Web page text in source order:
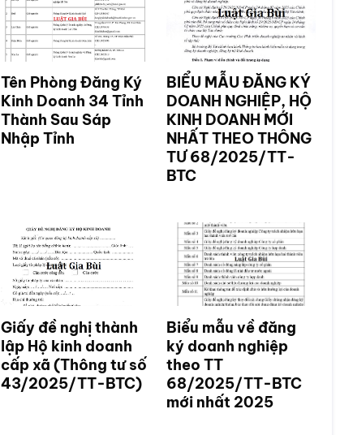
Tên Phòng Đăng Ký
Kinh Doanh 34 Tỉnh
Thành Sau Sáp
Nhập Tỉnh
BIỂU MẪU ĐĂNG KÝ
DOANH NGHIỆP, HỘ
KINH DOANH MỚI
NHẤT THEO THÔNG
TƯ 68/2025/TT-
BTC
Giấy đề nghị thành
lập Hộ kinh doanh
cấp xã (Thông tư số
43/2025/TT-BTC)
Biểu mẫu về đăng
ký doanh nghiệp
theo TT
68/2025/TT-BTC
mới nhất 2025